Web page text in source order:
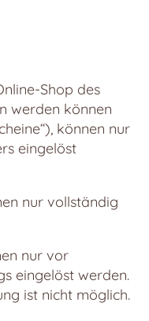
Shop des
werden können
können nur
eingelöst
nur vollständig
nur vor
eingelöst werden.
ist nicht möglich.